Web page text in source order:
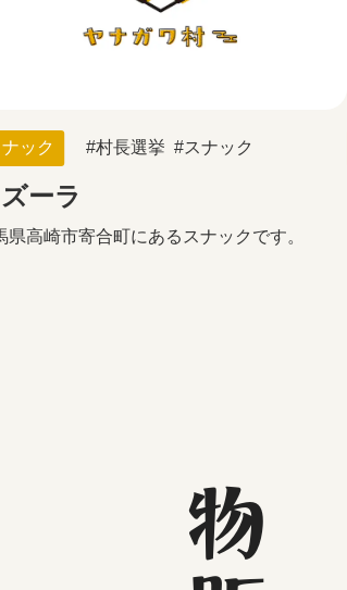
ック 村長選挙 スナック
ーラ
県高崎市寄合町にあるスナックです。